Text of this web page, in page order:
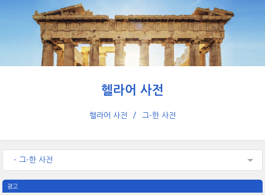
헬라어 사전
헬라어 사전 그-한 사전
- 그-한 사전
광고